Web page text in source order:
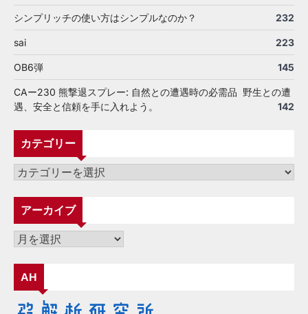
シンプリッチの使い方はシンプルなのか？ 232
sai 223
OB6弾 145
CAー230 熊撃退スプレー: 自然との遭遇時の必需品 野生との遭
遇、安全と信頼を手に入れよう。
142
カテゴリー
カ
ゴ
リ
ー
アーカイブ
ア
カ
イ
ブ
AH